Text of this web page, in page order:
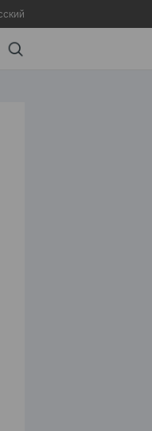
Search